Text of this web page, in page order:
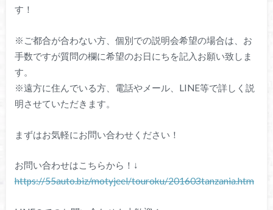
す！
※ご都合が合わない方、個別での説明会希望の場合は、お
手数ですが質問の欄に希望のお日にちを記入お願い致しま
す。
※遠方に住んでいる方、電話やメール、LINE等で詳しく説
明させていただきます。
まずはお気軽にお問い合わせください！
お問い合わせはこちらから！↓
https://55auto.biz/motyjeel/touroku/201603tanzania.htm